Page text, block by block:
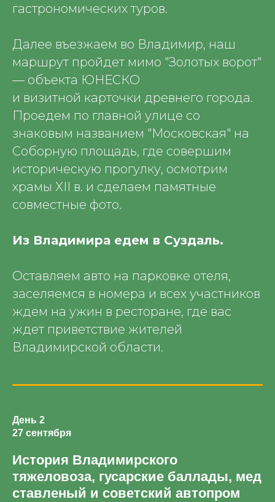
гастрономических туров.
Далее въезжаем во Владимир, наш
маршрут пройдет мимо "Золотых ворот"
— объекта ЮНЕСКО
и визитной карточки древнего города.
Проедем по главной улице со
знаковым названием "Московская" на
Соборную площадь, где совершим
историческую прогулку, осмотрим
храмы XII в. и сделаем памятные
совместные фото.
Из Владимира едем в Суздаль.
Оставляем авто на парковке отеля,
заселяемся в номера и всех участников
ждем на ужин в ресторане, где вас
ждет приветствие жителей
Владимирской области.
День 2
27 сентября
История Владимирского
тяжеловоза, гусарские баллады, мед
ставленый и советский автопром